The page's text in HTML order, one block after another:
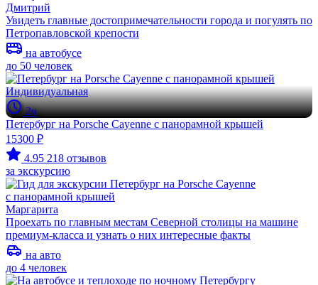
Дмитрий
Увидеть главные достопримечательности города и погулять по
Петропавловской крепости
на автобусе
до 50 человек
Индивидуальная
2ч
Петербург на Porsche Cayenne с панорамной крышей
15300 ₽
4.95 218 отзывов
за экскурсию
Маргарита
Проехать по главным местам Северной столицы на машине
премиум-класса и узнать о них интересные факты
на авто
до 4 человек